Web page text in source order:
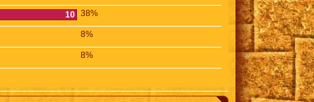
10 38%
8%
8%